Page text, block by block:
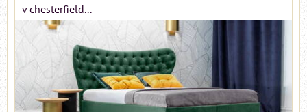
v chesterfield...